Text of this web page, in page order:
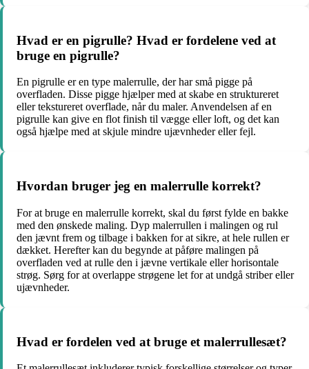
Hvad er en pigrulle? Hvad er fordelene ved at
bruge en pigrulle?
En pigrulle er en type malerrulle, der har små pigge på
overfladen. Disse pigge hjælper med at skabe en struktureret
eller tekstureret overflade, når du maler. Anvendelsen af en
pigrulle kan give en flot finish til vægge eller loft, og det kan
også hjælpe med at skjule mindre ujævnheder eller fejl.
Hvordan bruger jeg en malerrulle korrekt?
For at bruge en malerrulle korrekt, skal du først fylde en bakke
med den ønskede maling. Dyp malerrullen i malingen og rul
den jævnt frem og tilbage i bakken for at sikre, at hele rullen er
dækket. Herefter kan du begynde at påføre malingen på
overfladen ved at rulle den i jævne vertikale eller horisontale
strøg. Sørg for at overlappe strøgene let for at undgå striber eller
ujævnheder.
Hvad er fordelen ved at bruge et malerrullesæt?